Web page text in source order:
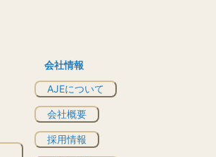
会社情報
AJEについて
会社概要
採用情報